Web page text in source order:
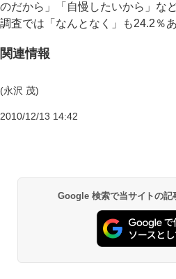
のだから」「自慢したいから」な
調査では「なんとなく」も24.2％あ
関連情報
(永沢 茂)
2010/12/13 14:42
Google 検索で当サイトの記